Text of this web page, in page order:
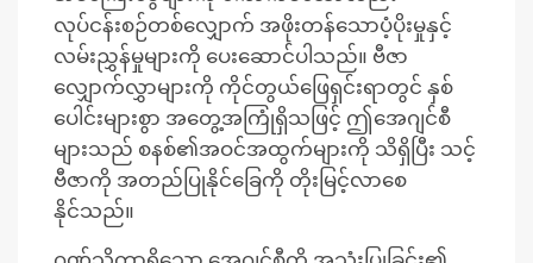
လုပ်ငန်းစဉ်တစ်လျှောက် အဖိုးတန်သောပံ့ပိုးမှုနှင့်
လမ်းညွှန်မှုများကို ပေးဆောင်ပါသည်။ ဗီဇာ
လျှောက်လွှာများကို ကိုင်တွယ်ဖြေရှင်းရာတွင် နှစ်
ပေါင်းများစွာ အတွေ့အကြုံရှိသဖြင့် ဤအေဂျင်စီ
များသည် စနစ်၏အဝင်အထွက်များကို သိရှိပြီး သင့်
ဗီဇာကို အတည်ပြုနိုင်ခြေကို တိုးမြင့်လာစေ
နိုင်သည်။